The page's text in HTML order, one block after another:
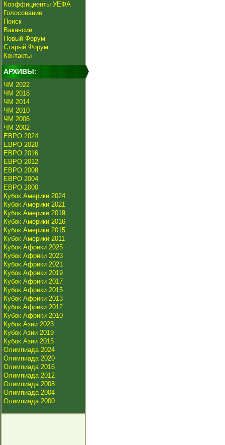
Коэффициенты УЕФА
Голосование
Поиск
Вакансии
Новый Форум
Старый Форум
Контакты
АРХИВЫ:
ЧМ 2022
ЧМ 2018
ЧМ 2014
ЧМ 2010
ЧМ 2006
ЧМ 2002
ЕВРО 2024
ЕВРО 2020
ЕВРО 2016
ЕВРО 2012
ЕВРО 2008
ЕВРО 2004
ЕВРО 2000
Кубок Америки 2024
Кубок Америки 2021
Кубок Америки 2019
Кубок Америки 2016
Кубок Америки 2015
Кубок Америки 2011
Кубок Африки 2025
Кубок Африки 2023
Кубок Африки 2021
Кубок Африки 2019
Кубок Африки 2017
Кубок Африки 2015
Кубок Африки 2013
Кубок Африки 2012
Кубок Африки 2010
Кубок Азии 2023
Кубок Азии 2019
Кубок Азии 2015
Олимпиада 2024
Олимпиада 2020
Олимпиада 2016
Олимпиада 2012
Олимпиада 2008
Олимпиада 2004
Олимпиада 2000